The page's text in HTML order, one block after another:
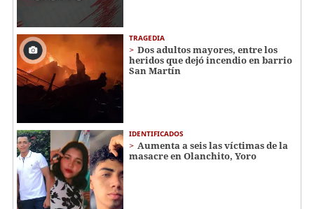
TRAGEDIA
Dos adultos mayores, entre los
heridos que dejó incendio en barrio
San Martín
IDENTIFICADOS
Aumenta a seis las víctimas de la
masacre en Olanchito, Yoro